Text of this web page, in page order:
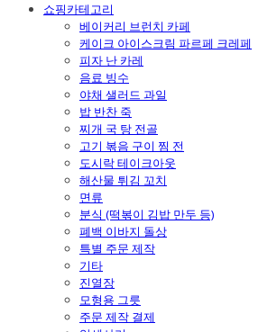
쇼핑카테고리
베이커리 브런치 카페
케이크 아이스크림 파르페 크레페
피자 난 카레
음료 빙수
야채 샐러드 과일
밥 반찬 죽
찌개 국 탕 전골
고기 볶음 구이 찜 전
도시락 테이크아웃
해산물 튀김 꼬치
면류
분식 (떡볶이 김밥 만두 등)
폐백 이바지 돌상
특별 주문 제작
기타
진열장
모형용 그릇
주문 제작 결제